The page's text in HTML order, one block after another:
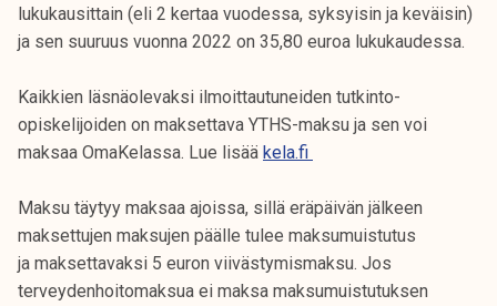
lukukausittain (eli 2 kertaa vuodessa, syksyisin ja keväisin)
ja sen suuruus vuonna 2022 on 35,80 euroa lukukaudessa.
Kaikkien läsnäolevaksi ilmoittautuneiden tutkinto-
opiskelijoiden on maksettava YTHS-maksu ja sen voi
maksaa OmaKelassa. Lue lisää kela.fi
Maksu täytyy maksaa ajoissa, sillä eräpäivän jälkeen
maksettujen maksujen päälle tulee maksumuistutus
ja maksettavaksi 5 euron viivästymismaksu. Jos
terveydenhoitomaksua ei maksa maksumuistutuksen